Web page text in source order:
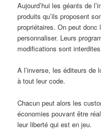
Aujourd’hui les géants de
produits qu’ils proposent
propriétaires. On peut
personnaliser. Leurs
modifications sont
A l’inverse, les éditeurs de
à tout leur code.
Chacun peut alors les
économies pouvant être
leur liberté qui est en jeu.